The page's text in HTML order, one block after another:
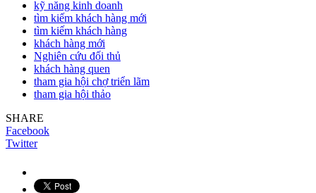
kỹ năng kinh doanh
tìm kiếm khách hàng mới
tìm kiếm khách hàng
khách hàng mới
Nghiên cứu đối thủ
khách hàng quen
tham gia hội chợ triển lãm
tham gia hội thảo
SHARE
Facebook
Twitter